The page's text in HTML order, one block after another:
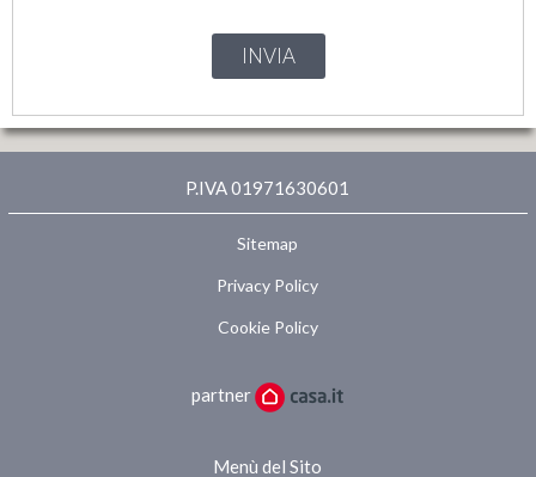
INVIA
P.IVA 01971630601
Sitemap
Privacy Policy
Cookie Policy
partner
Menù del Sito